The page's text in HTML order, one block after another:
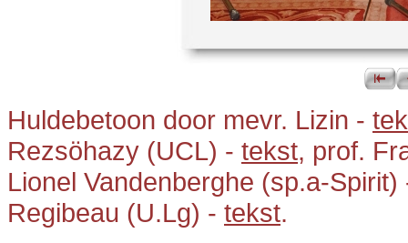
Huldebetoon door mevr. Lizin -
Rezsöhazy (UCL) - tekst, prof.
Lionel Vandenberghe (sp.a-
Regibeau (U.Lg) - tekst.